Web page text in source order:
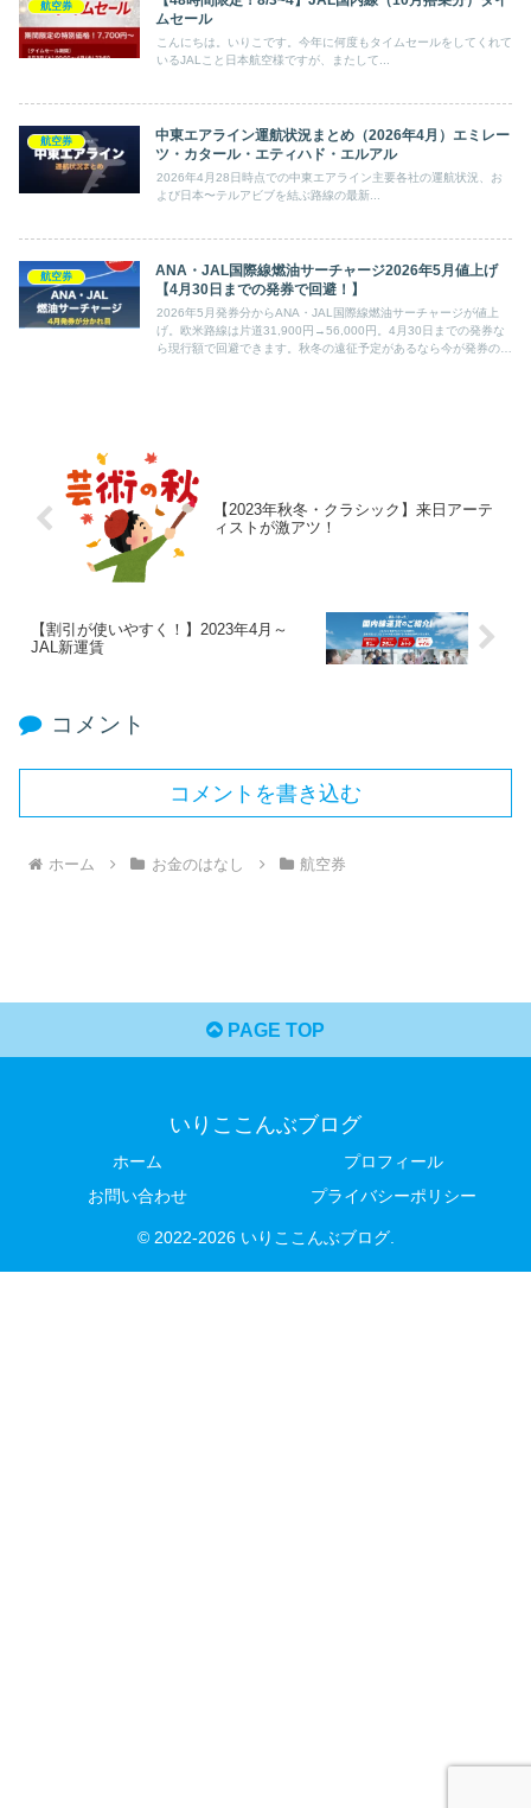
航空券
ムセール
こんにちは。いりこです。今年に何度もタイムセールをしてくれて
いるJALこと日本航空様ですが、またして...
航空券
中東エアライン運航状況まとめ（2026年4月）エミレー
ツ・カタール・エティハド・エルアル
2026年4月28日時点での中東エアライン主要各社の運航状況、お
よび日本〜テルアビブを結ぶ路線の最新...
航空券
ANA・JAL国際線燃油サーチャージ2026年5月値上げ
【4月30日までの発券で回避！】
2026年5月発券分からANA・JAL国際線燃油サーチャージが値上
げ。欧米路線は片道31,900円→56,000円。4月30日までの発券な
ら現行額で回避できます。秋冬の遠征予定があるなら今が発券のタ
【2023年秋冬・クラシック】来日アーテ
ィストが激アツ！
【割引が使いやすく！】2023年4月～
JAL新運賃
コメント
コメントを書き込む
ホーム お金のはなし 航空券
PAGE TOP
いりここんぶブログ
ホーム
プロフィール
お問い合わせ
プライバシーポリシー
© 2022-2026 いりここんぶブログ.